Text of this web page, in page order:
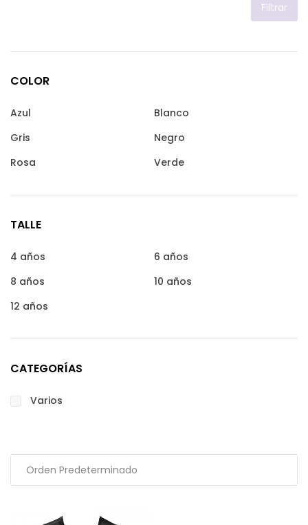
Filtrar
COLOR
Azul
Blanco
Gris
Negro
Rosa
Verde
TALLE
4 años
6 años
8 años
10 años
12 años
CATEGORÍAS
Varios